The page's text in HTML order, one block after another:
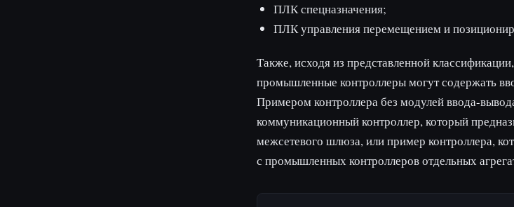
ПЛК спецназначения;
ПЛК управления перемещением и
Также, исходя из представленной
промышленные контроллеры могут содержать
Примером контроллера без модулей ввода-
коммуникационный контроллер, который
межсетевого шлюза, или пример контроллера,
с промышленных контроллеров отдельных